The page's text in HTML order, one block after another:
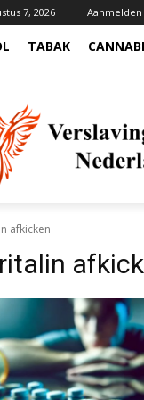
7, 2026 Aanmelden
TABAK
afkicken
ritalin